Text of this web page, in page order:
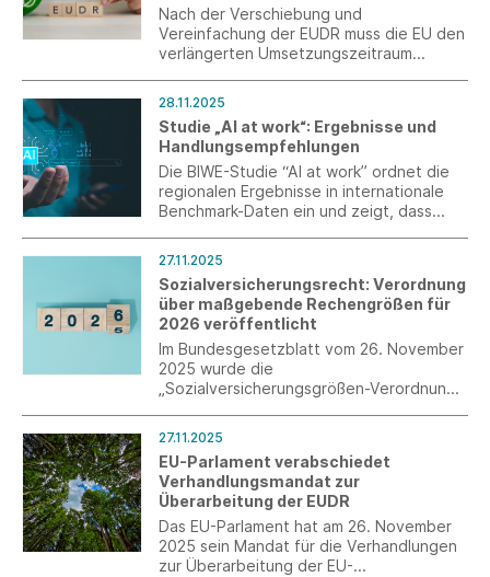
Nach der Verschiebung und
Vereinfachung der EUDR muss die EU den
verlängerten Umsetzungszeitraum
28.11.2025
Studie „AI at work“: Ergebnisse und
Handlungsempfehlungen
Die BIWE-Studie “AI at work” ordnet die
regionalen Ergebnisse in internationale
Benchmark-Daten ein und zeigt, dass
von Künstlicher Intelligenz profitieren,
offenbart aber auch ungenutzte
Potenziale.
27.11.2025
Sozialversicherungsrecht: Verordnung
über maßgebende Rechengrößen für
2026 veröffentlicht
Im Bundesgesetzblatt vom 26. November
2025 wurde die
„Sozialversicherungsgrößen-Verordnung
27.11.2025
EU-Parlament verabschiedet
Verhandlungsmandat zur
Überarbeitung der EUDR
Das EU-Parlament hat am 26. November
2025 sein Mandat für die Verhandlungen
zur Überarbeitung der EU-